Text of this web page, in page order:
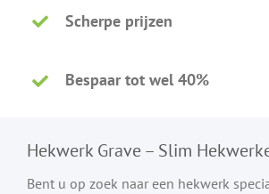
Scherpe prijzen
Bespaar tot wel 40%
Hekwerk Grave – Slim
Bent u op zoek naar een hekwerk